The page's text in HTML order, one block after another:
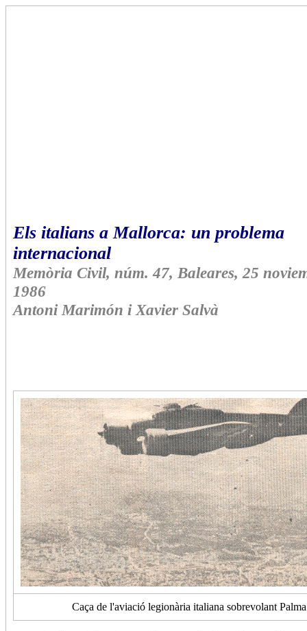
Els italians a Mallorca: un problema
internacional
Memòria Civil, núm. 47, Baleares, 25
1986
Antoni Marimón i Xavier Salvà
Caça de l'aviació legionària italiana sobrevolant Palma